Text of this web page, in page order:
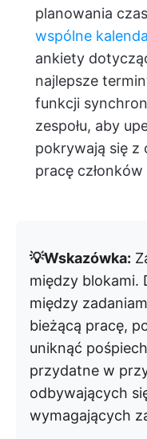
planowania
wspólne
ankiety
najlepsze
funkcji
zespołu, aby
pokrywają się z
pracę członków
💡Wskazówka:
między blokami.
między
bieżącą pracę,
uniknąć
przydatne w
odbywających
wymagających